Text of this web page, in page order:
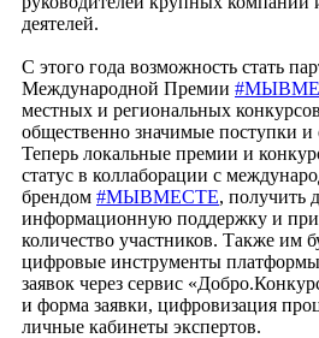
деятелей.
С этого года возможность стать
Международной Премии
местных и региональных
общественно значимые поступки
Теперь локальные премии и
статус в коллаборации с
брендом #МЫВМЕСТЕ, получить
информационную поддержку и
количество участников. Также им
цифровые инструменты платформы
заявок через сервис
и форма заявки, цифровизация
личные кабинеты экспертов.